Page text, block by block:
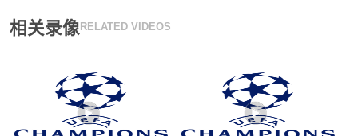
相关录像 RELATED VIDEOS